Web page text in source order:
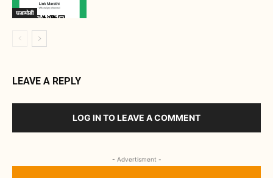
घडामोडी
LEAVE A REPLY
LOG IN TO LEAVE A COMMENT
- Advertisment -